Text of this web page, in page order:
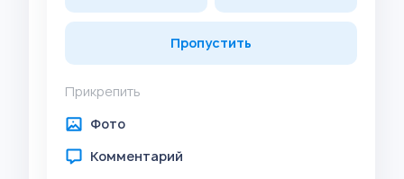
Пропустить
Прикрепить
Фото
Комментарий